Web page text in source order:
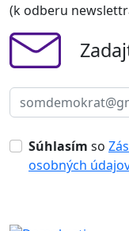
(k odberu
Súhlasím so
osobných